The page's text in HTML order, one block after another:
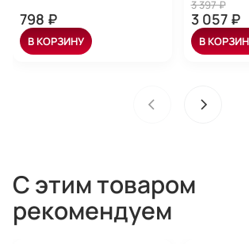
798 ₽
В КОРЗИНУ
3 397 ₽
3 057 ₽
В
С этим товаром
рекомендуем